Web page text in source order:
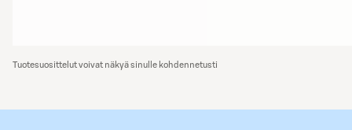
Tuotesuosittelut voivat näkyä sinulle kohdennetusti